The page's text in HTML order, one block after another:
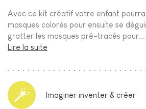
Avec ce kit créatif votre enfant pourra
masques colorés pour ensuite se
gratter les masques pré-tracés pour...
Lire la suite
Imaginer inventer & créer